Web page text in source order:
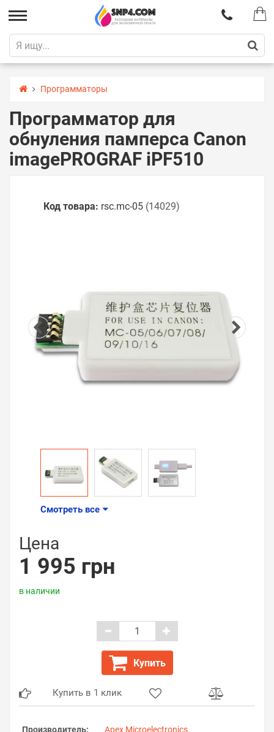
Программаторы
Программатор для
обнуления памперса Canon
imagePROGRAF iPF510
Код товара: rsс.mc-05 (14029)
Смотреть все
Цена
1 995 грн
в наличии
Купить
Купить в 1 клик
Производитель: Apex Microelectronics